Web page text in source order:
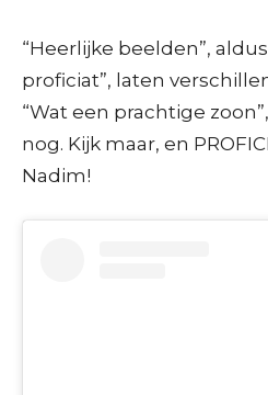
“Heerlijke beelden”,
proficiat”, laten
“Wat een prachtige
nog. Kijk maar, en
Nadim!